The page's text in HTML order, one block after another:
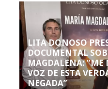
LITA DONOSO
DOCUMENTAL
MAGDALENA: “ME
VOZ DE ESTA
NEGADA”